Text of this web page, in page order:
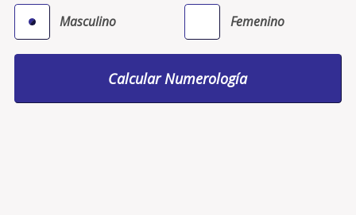
Masculino Femenino